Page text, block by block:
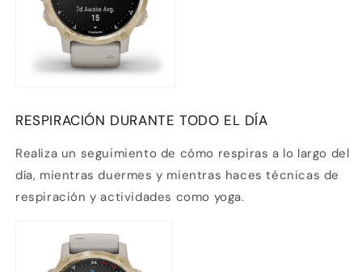
RESPIRACIÓN DURANTE TODO EL DÍA
Realiza un seguimiento de cómo respiras a lo largo del
día, mientras duermes y mientras haces técnicas de
respiración y actividades como yoga.